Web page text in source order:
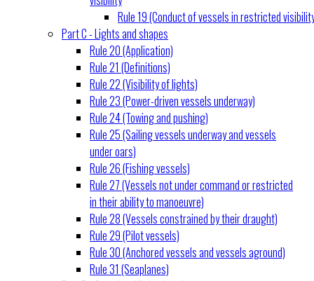
Rule 19 (Conduct of vessels in restricted
Part C - Lights and shapes
Rule 20 (Application)
Rule 21 (Definitions)
Rule 22 (Visibility of lights)
Rule 23 (Power-driven vessels underway)
Rule 24 (Towing and pushing)
Rule 25 (Sailing vessels underway and vessels
under oars)
Rule 26 (Fishing vessels)
Rule 27 (Vessels not under command or restricted
in their ability to manoeuvre)
Rule 28 (Vessels constrained by their draught)
Rule 29 (Pilot vessels)
Rule 30 (Anchored vessels and vessels aground)
Rule 31 (Seaplanes)